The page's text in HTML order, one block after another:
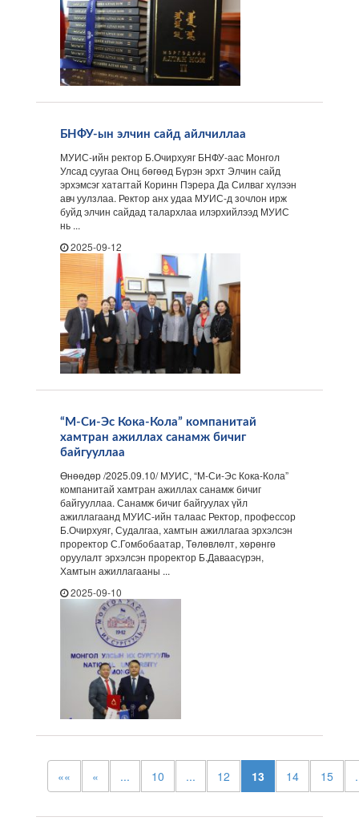
БНФУ-ын элчин сайд айлчиллаа
МУИС-ийн ректор Б.Очирхуяг БНФУ-аас Монгол
Улсад суугаа Онц бөгөөд Бүрэн эрхт Элчин сайд
эрхэмсэг хатагтай Коринн Пэрера Да Силваг хүлээн
авч уулзлаа. Ректор анх удаа МУИС-д зочлон ирж
буйд элчин сайдад талархлаа илэрхийлээд МУИС
нь ...
2025-09-12
“М-Си-Эс Кока-Кола” компанитай
хамтран ажиллах санамж бичиг
байгууллаа
Өнөөдөр /2025.09.10/ МУИС, “М-Си-Эс Кока-Кола”
компанитай хамтран ажиллах санамж бичиг
байгууллаа. Санамж бичиг байгуулах үйл
ажиллагаанд МУИС-ийн талаас Ректор, профессор
Б.Очирхуяг, Судалгаа, хамтын ажиллагаа эрхэлсэн
проректор С.Гомбобаатар, Төлөвлөлт, хөрөнгө
оруулалт эрхэлсэн проректор Б.Даваасүрэн,
Хамтын ажиллагааны ...
2025-09-10
«« « ... 10 ... 12 13 14 15